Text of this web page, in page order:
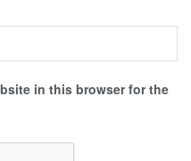
in this browser for the